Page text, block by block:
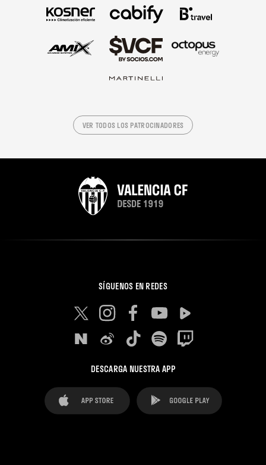
VER TODOS LOS PATROCINADORES
SÍGUENOS EN REDES
DESCARGA NUESTRA APP